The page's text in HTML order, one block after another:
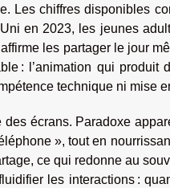
Les chiffres disponibles
en 2023, les jeunes
les partager le jour
: l’animation qui produit
technique ni mise
écrans. Paradoxe
», tout en
ce qui redonne au
les interactions :